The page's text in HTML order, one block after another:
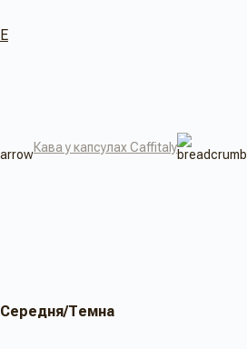
Кава у капсулах Caffitaly
Середня/Темна